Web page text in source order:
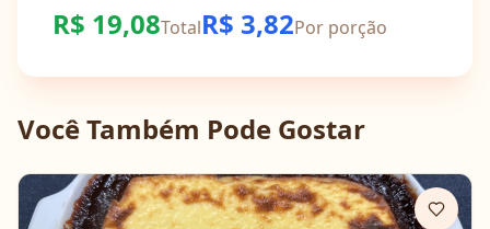
R$ 19,08TotalR$ 3,82Por porção
Você Também Pode Gostar